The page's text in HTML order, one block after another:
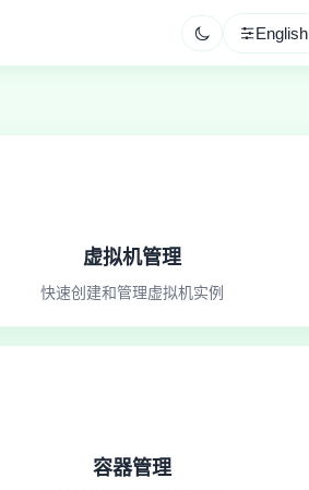
English
虚拟机管理
快速创建和管理虚拟机实例
容器管理